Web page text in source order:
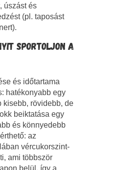
úszást és
(pl. taposást
SPORTOLJON A
és időtartama
hatékonyabb egy
kisebb, rövidebb, de
beiktatása egy
és könnyedebb
az
vércukorszint-
ami többször
belül, így a